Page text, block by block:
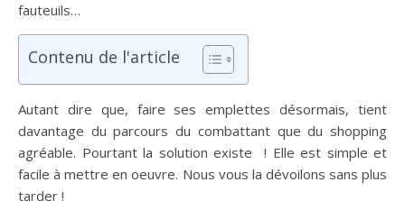
fauteuils…
Contenu de l'article
Autant dire que, faire ses emplettes désormais, tient
davantage du parcours du combattant que du shopping
agréable. Pourtant la solution existe ! Elle est simple et
facile à mettre en oeuvre. Nous vous la dévoilons sans plus
tarder !